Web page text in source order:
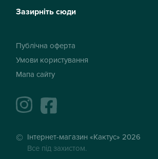
Зазирніть сюди
Публічна оферта
Умови користування
Мапа сайту
instagramfacebook
Інтернет-магазин «Кактус» 2026
Все під захистом.